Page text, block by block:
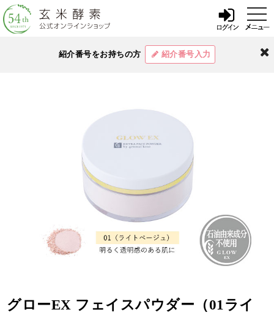
t
o
g
紹介番号をお持ちの方 紹介番号入力
閉
グローEX フェイスパウダー（01ライ